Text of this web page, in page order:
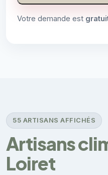
Votre demande est
55 ARTISANS AFFICHÉS
Artisans
Loiret